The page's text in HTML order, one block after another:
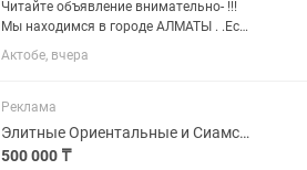
Читайтe oбъявлeние внимaтeльнo- !!!
Мы находимся в городе АЛМАТЫ . .Eсть
БЕНГАЛЬСКИЕ кoтятки : ОКРАС
СЕРЕБРО- 2 месяца полный пакет
Видео и фото котят по запросу...
Актобе, вчера
Реклама
Элитные Ориентальные и Сиамские Котята
500 000 ₸